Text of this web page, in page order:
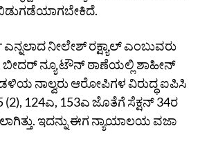
ಬಿಡುಗಡೆಯಾಗಬೇಕಿದೆ.
ನೀಲೇಶ್‌ ರಕ್ಷ್ಯಾಲ್‌ ಎಂಬುವರು
ಬೀದರ್‌ ನ್ಯೂ ಟೌನ್‌ ಠಾಣೆಯಲ್ಲಿ ಶಾಹೀನ್‌
ನಾಲ್ವರು ಆರೋಪಿಗಳ ವಿರುದ್ಧ ಐಪಿಸಿ
(2), 124ಎ, 153ಎ ಜೊತೆಗೆ ಸೆಕ್ಷನ್‌ 34ರ
ಇದನ್ನು ಈಗ ನ್ಯಾಯಾಲಯ ವಜಾ